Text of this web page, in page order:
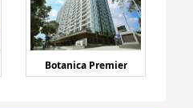
Botanica Premier